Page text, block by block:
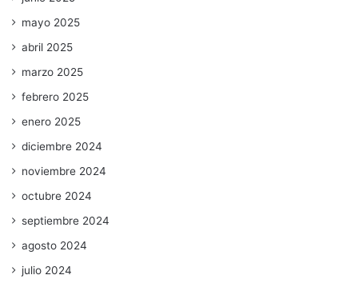
mayo 2025
abril 2025
marzo 2025
febrero 2025
enero 2025
diciembre 2024
noviembre 2024
octubre 2024
septiembre 2024
agosto 2024
julio 2024